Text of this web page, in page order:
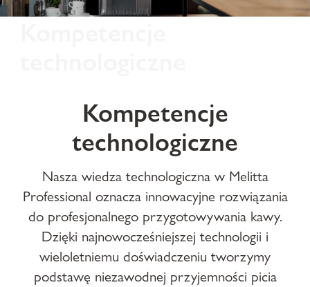
Kompetencje
technologiczne
Nasza wiedza technologiczna w Melitta
Professional oznacza innowacyjne rozwiązania
do profesjonalnego przygotowywania kawy.
Dzięki najnowocześniejszej technologii i
wieloletniemu doświadczeniu tworzymy
podstawę niezawodnej przyjemności picia